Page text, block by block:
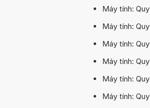
Máy tính:
Máy tính:
Máy tính:
Máy tính:
Máy tính:
Máy tính: